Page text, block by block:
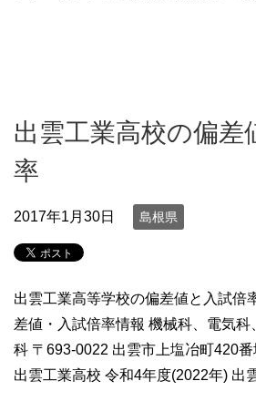
出雲工業高校の偏差
率
2017年1月30日 島根県
出雲工業高等学校の偏差値と入試倍
差値・入試倍率情報 機械科、電気
科 〒693-0022 出雲市上塩冶町420
出雲工業高校 令和4年度(2022年) 出